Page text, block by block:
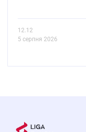
12.12
5 серпня 2026